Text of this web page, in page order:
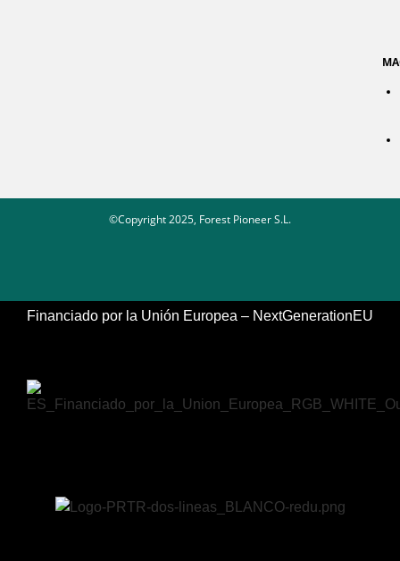
©Copyright 2025, Forest Pioneer S.L.
Financiado por la Unión Europea – NextGenerationEU